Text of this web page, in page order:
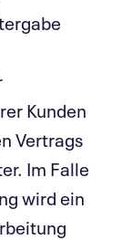
Kunden
Vertrags
Im Falle
wird ein